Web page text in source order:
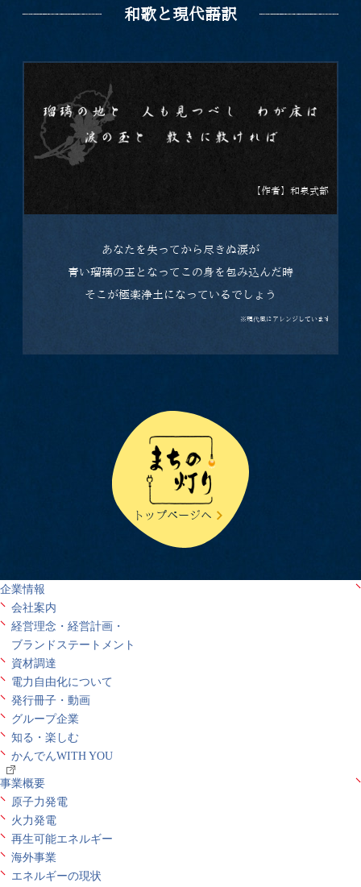
和歌と現代語訳
【作者】和泉式部
あなたを失ってから尽きぬ涙が
青い瑠璃の玉となってこの身を包み込んだ時
そこが極楽浄土になっているでしょう
※現代風にアレンジしています
トップページへ
企業情報
会社案内
経営理念・経営計画・
ブランドステートメント
資材調達
電力自由化について
発行冊子・動画
グループ企業
知る・楽しむ
かんでんWITH YOU
事業概要
原子力発電
火力発電
再生可能エネルギー
海外事業
エネルギーの現状